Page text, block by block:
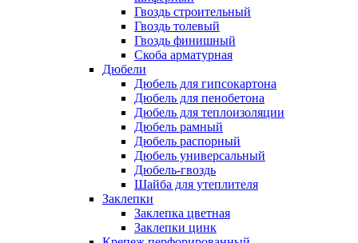
Гвоздь строительный
Гвоздь толевый
Гвоздь финишный
Скоба арматурная
Дюбели
Дюбель для гипсокартона
Дюбель для пенобетона
Дюбель для теплоизоляции
Дюбель рамный
Дюбель распорный
Дюбель универсальный
Дюбель-гвоздь
Шайба для утеплителя
Заклепки
Заклепка цветная
Заклепки цинк